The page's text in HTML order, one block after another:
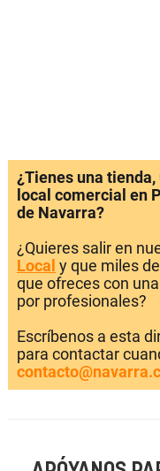
¿Tienes una
local comercial en
de Navarra?
¿Quieres salir en
Local y que miles
que ofreces con
por profesionales?
Escríbenos a esta
para contactar